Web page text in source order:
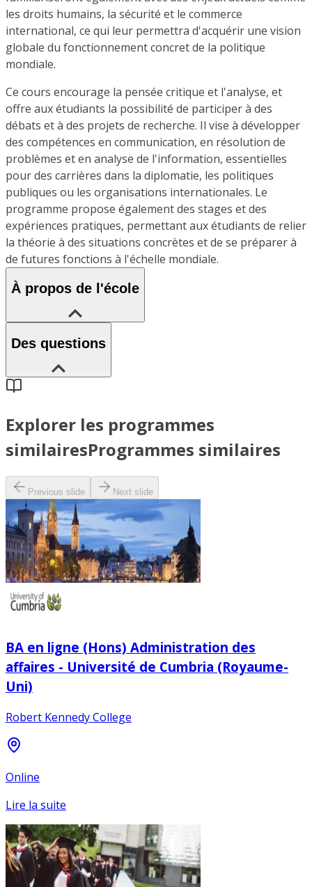
les droits humains, la sécurité et le commerce
international, ce qui leur permettra d'acquérir une vision
globale du fonctionnement concret de la politique
mondiale.
Ce cours encourage la pensée critique et l'analyse, et
offre aux étudiants la possibilité de participer à des
débats et à des projets de recherche. Il vise à développer
des compétences en communication, en résolution de
problèmes et en analyse de l'information, essentielles
pour des carrières dans la diplomatie, les politiques
publiques ou les organisations internationales. Le
programme propose également des stages et des
expériences pratiques, permettant aux étudiants de relier
la théorie à des situations concrètes et de se préparer à
de futures fonctions à l'échelle mondiale.
À propos de l'école
Des questions
Explorer les programmes
similairesProgrammes similaires
Previous slide Next slide
BA en ligne (Hons) Administration des
affaires - Université de Cumbria (Royaume-
Uni)
Robert Kennedy College
Online
Lire la suite